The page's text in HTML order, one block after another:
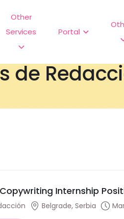
Other
Services
Portal
de
Internship
Belgrade, Serbia